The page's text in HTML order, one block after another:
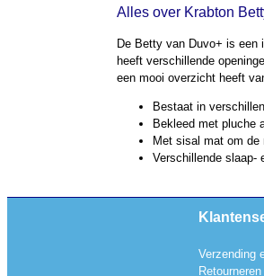
Alles over Krabton
De Betty van Duvo+ is een
heeft verschillende
een mooi overzicht heeft
Bestaat in
Bekleed met pluche
Met sisal mat om de
Verschillende slaap-
Verzending